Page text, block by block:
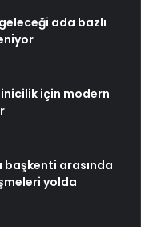
ada bazlı
için modern
başkenti arasında
yolda